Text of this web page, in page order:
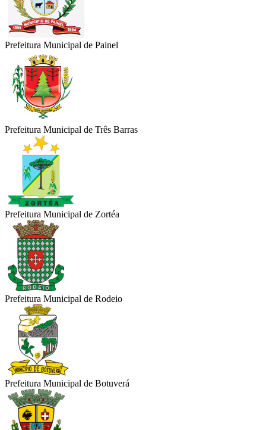
Prefeitura Municipal de Painel
Prefeitura Municipal de Três Barras
Prefeitura Municipal de Zortéa
Prefeitura Municipal de Rodeio
Prefeitura Municipal de Botuverá